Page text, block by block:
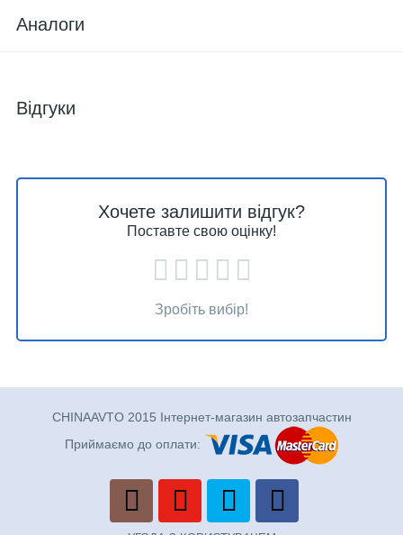
Аналоги
Відгуки
Хочете залишити відгук?
Поставте свою оцінку!
Зробіть вибір!
CHINAAVTO 2015 Інтернет-магазин автозапчастин
Приймаємо до оплати: